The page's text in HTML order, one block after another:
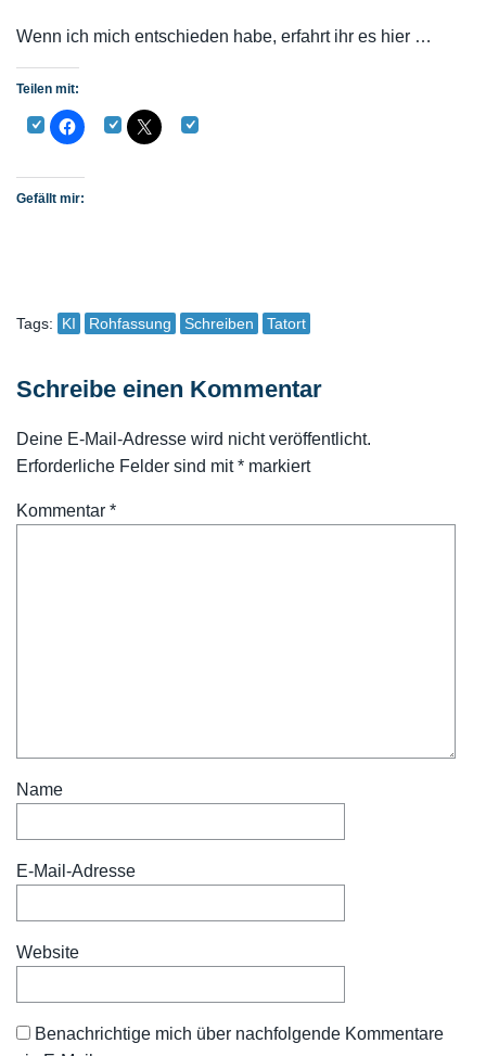
Wenn ich mich entschieden habe, erfahrt ihr es hier …
Teilen mit:
Gefällt mir:
Tags: KI Rohfassung Schreiben Tatort
Schreibe einen Kommentar
Deine E-Mail-Adresse wird nicht veröffentlicht.
Erforderliche Felder sind mit* markiert
Kommentar *
Name
E-Mail-Adresse
Website
Benachrichtige mich über nachfolgende Kommentare